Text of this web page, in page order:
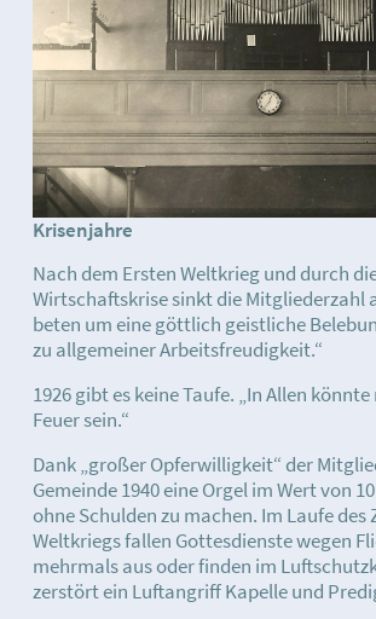
Krisenjahre
Nach dem Ersten Weltkrieg und durch
Wirtschaftskrise sinkt die Mitgliederzahl
beten um eine göttlich geistliche
zu allgemeiner Arbeitsfreudigkeit.“
1926 gibt es keine Taufe. „In Allen
Feuer sein.“
Dank „großer Opferwilligkeit“ der
Gemeinde 1940 eine Orgel im Wert von
ohne Schulden zu machen. Im Laufe des
Weltkriegs fallen Gottesdienste wegen
mehrmals aus oder finden im
zerstört ein Luftangriff Kapelle und